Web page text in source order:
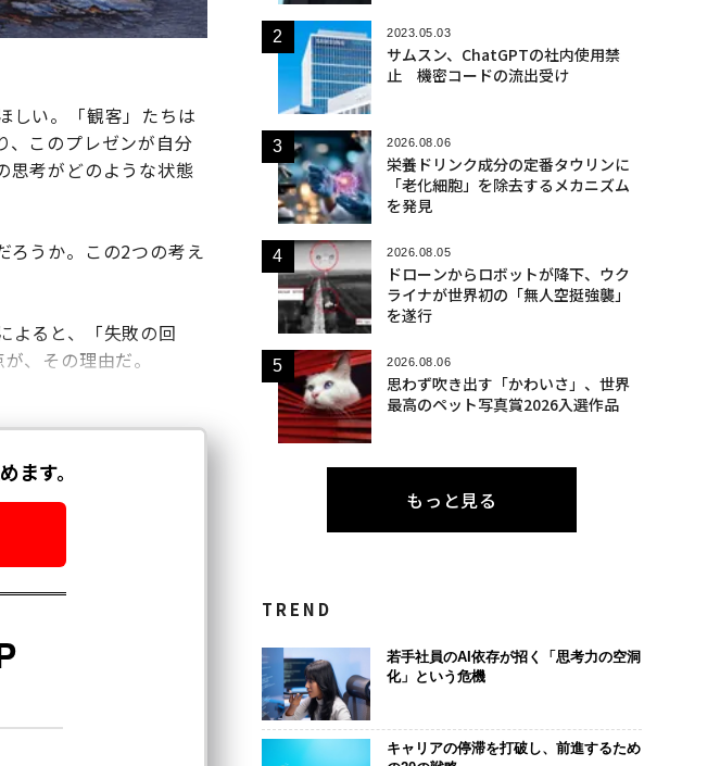
しい。「観客」たちは
、このプレゼンが自分
考がどのような状態
うか。この2つの考え
よると、「失敗の回
、その理由だ。
2023.05.03
サムスン、ChatGPTの社内使用禁
止 機密コードの流出受け
2026.08.06
栄養ドリンク成分の定番タウリンに
「老化細胞」を除去するメカニズム
を発見
2026.08.05
ドローンからロボットが降下、ウク
ライナが世界初の「無人空挺強襲」
を遂行
2026.08.06
思わず吹き出す「かわいさ」、世界
最高のペット写真賞2026入選作品
もっと見る
TREND
若手社員のAI依存が招く「思考力の空洞
化」という危機
キャリアの停滞を打破し、前進するため